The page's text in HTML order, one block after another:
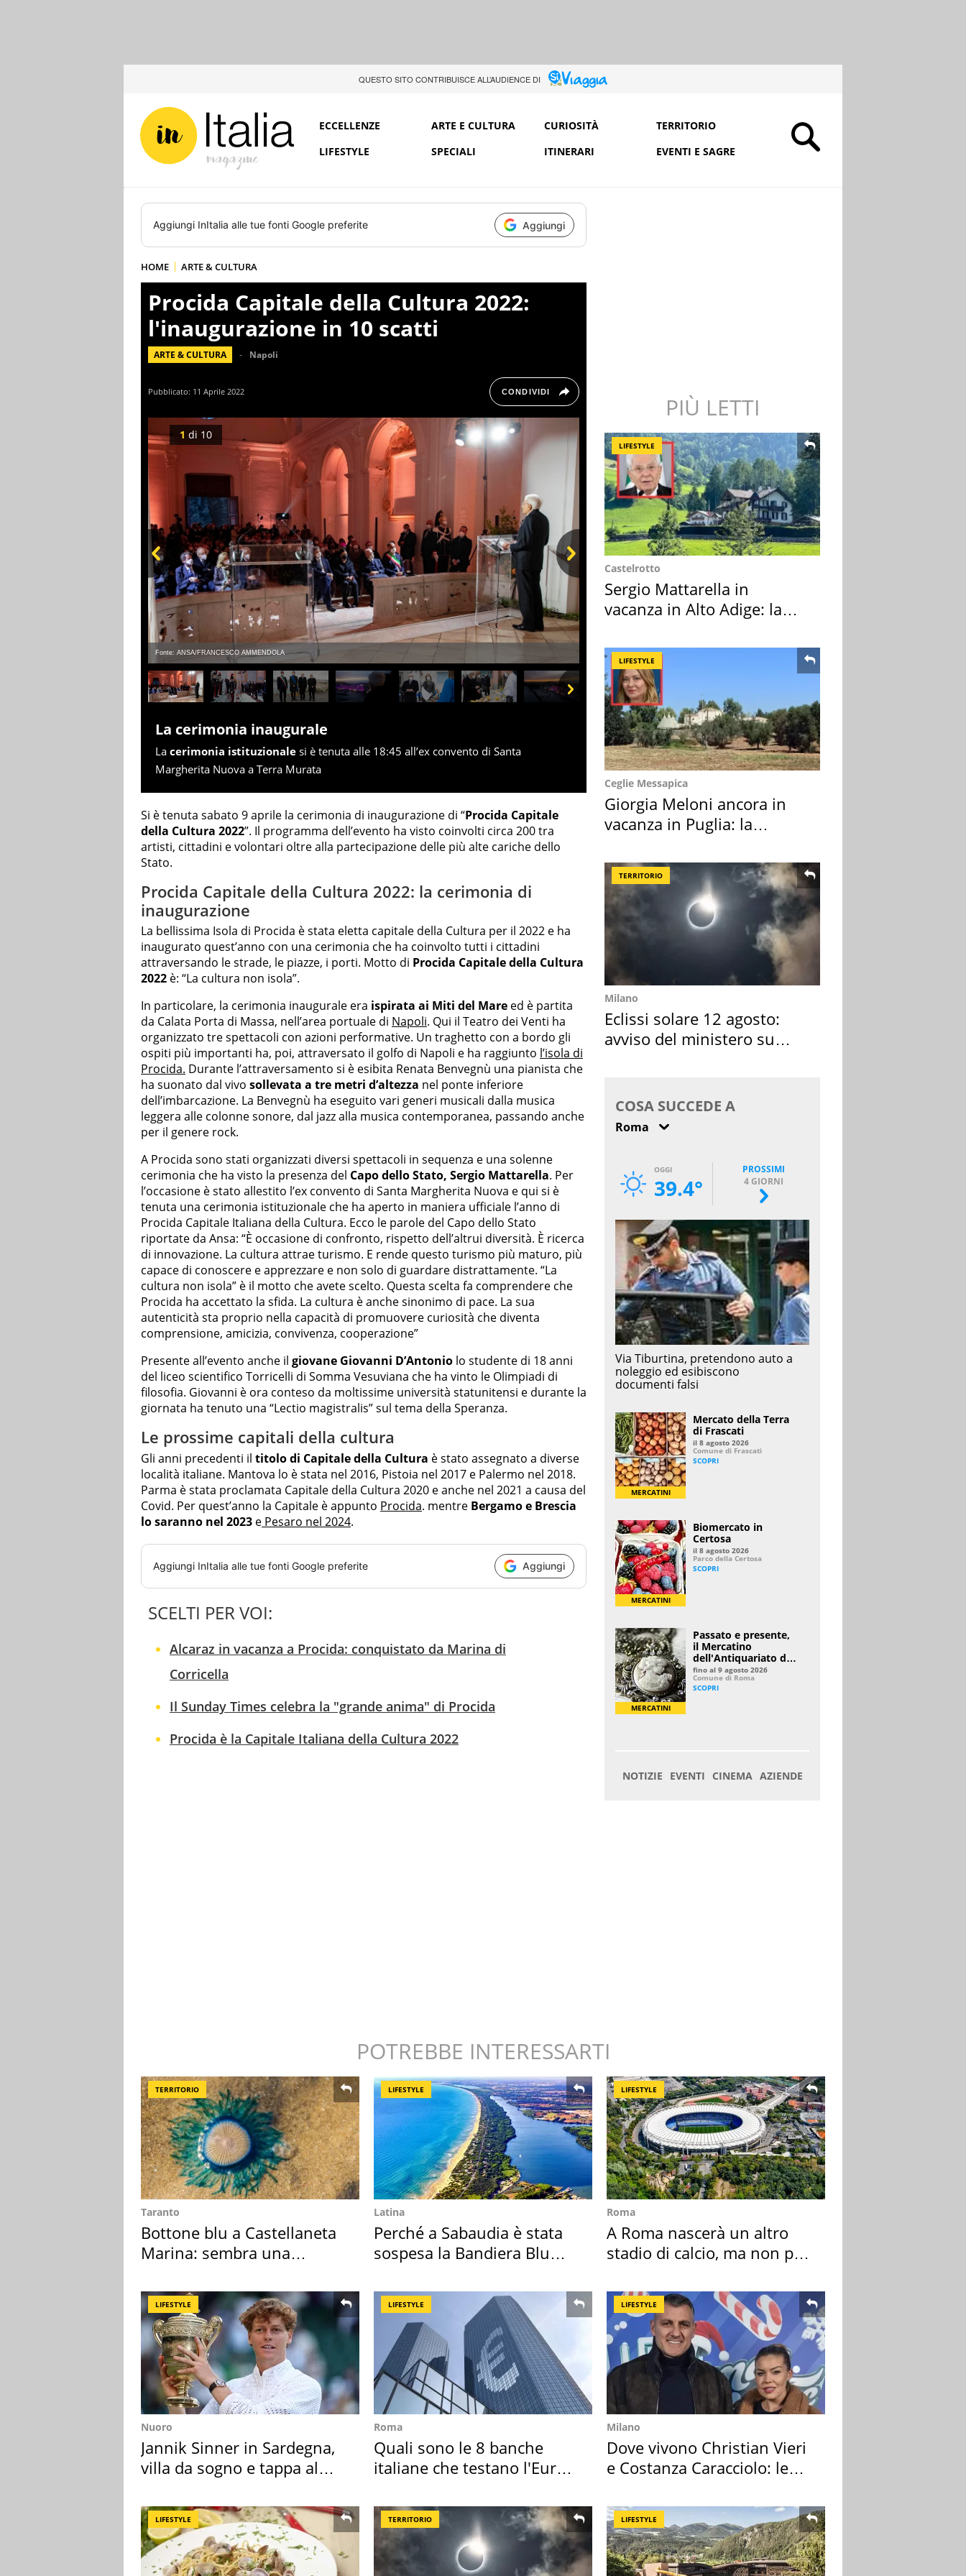
QUESTO SITO CONTRIBUISCE ALL’AUDIENCE DI
ECCELLENZE ARTE E CULTURA CURIOSITÀ
TERRITORIO
LIFESTYLE
SPECIALI ITINERARI EVENTI E SAGRE
Aggiungi InItalia alle tue fonti Google preferite Aggiungi
HOME ARTE & CULTURA
Procida Capitale della Cultura 2022:
l'inaugurazione in 10 scatti
ARTE & CULTURA Napoli
Pubblicato: 11 Aprile 2022 CONDIVIDI
Fonte: ANSA/FRANCESCO AMMENDOLA
Prev Next
1 di 10
La cerimonia inaugurale
La cerimonia istituzionale si è tenuta alle 18:45 all’ex convento di Santa
Margherita Nuova a Terra Murata
Si è tenuta sabato 9 aprile la cerimonia di inaugurazione di “Procida Capitale
della Cultura 2022”. Il programma dell’evento ha visto coinvolti circa 200 tra
artisti, cittadini e volontari oltre alla partecipazione delle più alte cariche dello
Stato.
Procida Capitale della Cultura 2022: la cerimonia di
inaugurazione
La bellissima Isola di Procida è stata eletta capitale della Cultura per il 2022 e ha
inaugurato quest’anno con una cerimonia che ha coinvolto tutti i cittadini
attraversando le strade, le piazze, i porti. Motto di Procida Capitale della Cultura
2022 è: “La cultura non isola”.
In particolare, la cerimonia inaugurale era ispirata ai Miti del Mare ed è partita
da Calata Porta di Massa, nell’area portuale di Napoli. Qui il Teatro dei Venti ha
organizzato tre spettacoli con azioni performative. Un traghetto con a bordo gli
ospiti più importanti ha, poi, attraversato il golfo di Napoli e ha raggiunto l’isola di
Procida. Durante l’attraversamento si è esibita Renata Benvegnù una pianista che
ha suonato dal vivo sollevata a tre metri d’altezza nel ponte inferiore
dell’imbarcazione. La Benvegnù ha eseguito vari generi musicali dalla musica
leggera alle colonne sonore, dal jazz alla musica contemporanea, passando anche
per il genere rock.
A Procida sono stati organizzati diversi spettacoli in sequenza e una solenne
cerimonia che ha visto la presenza del Capo dello Stato, Sergio Mattarella. Per
l’occasione è stato allestito l’ex convento di Santa Margherita Nuova e qui si è
tenuta una cerimonia istituzionale che ha aperto in maniera ufficiale l’anno di
Procida Capitale Italiana della Cultura. Ecco le parole del Capo dello Stato
riportate da Ansa: “È occasione di confronto, rispetto dell’altrui diversità. È ricerca
di innovazione. La cultura attrae turismo. E rende questo turismo più maturo, più
capace di conoscere e apprezzare e non solo di guardare distrattamente. “La
cultura non isola” è il motto che avete scelto. Questa scelta fa comprendere che
Procida ha accettato la sfida. La cultura è anche sinonimo di pace. La sua
autenticità sta proprio nella capacità di promuovere curiosità che diventa
comprensione, amicizia, convivenza, cooperazione”
Presente all’evento anche il giovane Giovanni D’Antonio lo studente di 18 anni
del liceo scientifico Torricelli di Somma Vesuviana che ha vinto le Olimpiadi di
filosofia. Giovanni è ora conteso da moltissime università statunitensi e durante la
giornata ha tenuto una “Lectio magistralis” sul tema della Speranza.
Le prossime capitali della cultura
Gli anni precedenti il titolo di Capitale della Cultura è stato assegnato a diverse
località italiane. Mantova lo è stata nel 2016, Pistoia nel 2017 e Palermo nel 2018.
Parma è stata proclamata Capitale della Cultura 2020 e anche nel 2021 a causa del
Covid. Per quest’anno la Capitale è appunto Procida. mentre Bergamo e Brescia
lo saranno nel 2023 e Pesaro nel 2024.
Aggiungi InItalia alle tue fonti Google preferite Aggiungi
SCELTI PER VOI:
Alcaraz in vacanza a Procida: conquistato da Marina di
Corricella
Il Sunday Times celebra la "grande anima" di Procida
Procida è la Capitale Italiana della Cultura 2022
PIÙ LETTI
LIFESTYLE
Castelrotto
Sergio Mattarella in
vacanza in Alto Adige: la
LIFESTYLE
Ceglie Messapica
Giorgia Meloni ancora in
vacanza in Puglia: la
TERRITORIO
Milano
Eclissi solare 12 agosto:
avviso del ministero su
POTREBBE INTERESSARTI
TERRITORIO
Taranto
Bottone blu a Castellaneta
Marina: sembra una
LIFESTYLE
Latina
Perché a Sabaudia è stata
sospesa la Bandiera Blu
LIFESTYLE
Roma
A Roma nascerà un altro
stadio di calcio, ma non per
LIFESTYLE
Nuoro
Jannik Sinner in Sardegna,
villa da sogno e tappa al
LIFESTYLE
Roma
Quali sono le 8 banche
italiane che testano l'Euro
LIFESTYLE
Milano
Dove vivono Christian Vieri
e Costanza Caracciolo: le
LIFESTYLE TERRITORIO LIFESTYLE